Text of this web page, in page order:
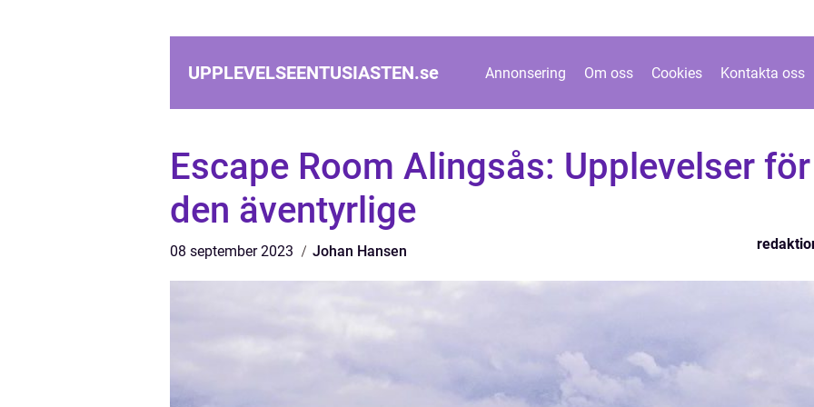
UPPLEVELSEENTUSIASTEN.se Annonsering Om oss Cookies Kontakta oss
Escape Room Alingsås: Upplevelser för
den äventyrlige
08 september 2023 Johan Hansen